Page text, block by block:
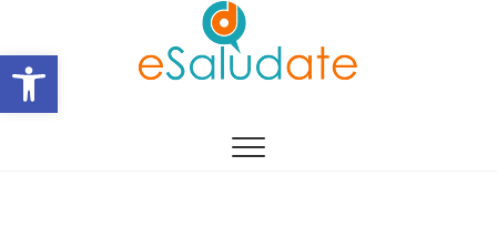
Abrir barra de herramientas
contenido